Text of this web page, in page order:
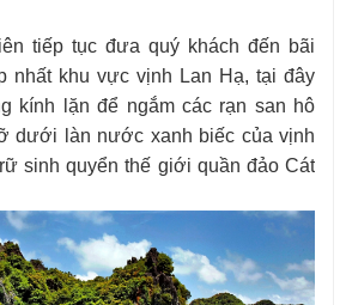
tiếp tục đưa quý khách đến bãi
nhất khu vực vịnh Lan Hạ, tại đây
kính lặn để ngắm các rạn san hô
dưới làn nước xanh biếc của vịnh
sinh quyển thế giới quần đảo Cát